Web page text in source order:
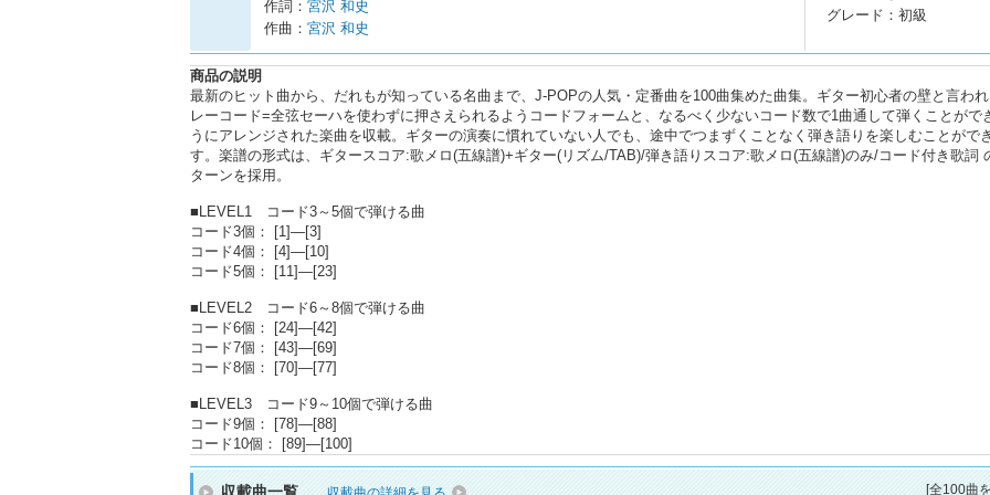
作詞： 宮沢 和史
作曲： 宮沢 和史
グレード：初級
商品の説明
最新のヒット曲から、だれもが知っている名曲まで、J-POPの人気・定番曲を100曲集めた曲集。ギター初心者の壁と言わ
レーコード=全弦セーハを使わずに押さえられるようコードフォームと、なるべく少ないコード数で1曲通して弾くことがで
うにアレンジされた楽曲を収載。ギターの演奏に慣れていない人でも、途中でつまずくことなく弾き語りを楽しむことがで
す。楽譜の形式は、ギタースコア:歌メロ(五線譜)+ギター(リズム/TAB)/弾き語りスコア:歌メロ(五線譜)のみ/コード付き歌詞
ターンを採用。
■LEVEL1 コード3～5個で弾ける曲
コード3個： [1]―[3]
コード4個： [4]―[10]
コード5個： [11]―[23]
■LEVEL2 コード6～8個で弾ける曲
コード6個： [24]―[42]
コード7個： [43]―[69]
コード8個： [70]―[77]
■LEVEL3 コード9～10個で弾ける曲
コード9個： [78]―[88]
コード10個： [89]―[100]
[全100曲